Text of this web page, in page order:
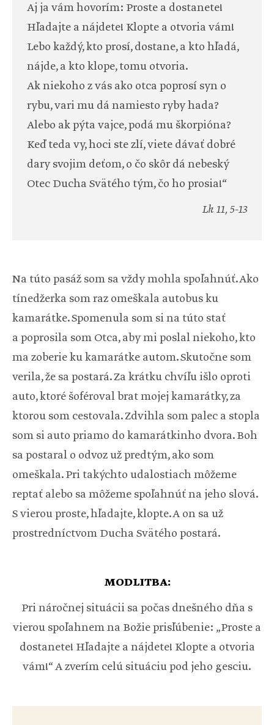
Aj ja vám hovorím: Proste a dostanete!
Hľadajte a nájdete! Klopte a otvoria vám!
Lebo každý, kto prosí, dostane, a kto hľadá,
nájde, a kto klope, tomu otvoria.
Ak niekoho z vás ako otca poprosí syn o
rybu, vari mu dá namiesto ryby hada?
Alebo ak pýta vajce, podá mu škorpióna?
Keď teda vy, hoci ste zlí, viete dávať dobré
dary svojim deťom, o čo skôr dá nebeský
Otec Ducha Svätého tým, čo ho prosia!“
Lk 11, 5-13
Na túto pasáž som sa vždy mohla spoľahnúť. Ako
tínedžerka som raz omeškala autobus ku
kamarátke. Spomenula som si na túto stať
a poprosila som Otca, aby mi poslal niekoho, kto
ma zoberie ku kamarátke autom. Skutočne som
verila, že sa postará. Za krátku chvíľu išlo oproti
auto, ktoré šoféroval brat mojej kamarátky, za
ktorou som cestovala. Zdvihla som palec a stopla
som si auto priamo do kamarátkinho dvora. Boh
sa postaral o odvoz už predtým, ako som
omeškala. Pri takýchto udalostiach môžeme
reptať alebo sa môžeme spoľahnúť na jeho slová.
S vierou proste, hľadajte, klopte. A on sa už
prostredníctvom Ducha Svätého postará.
MODLITBA:
Pri náročnej situácii sa počas dnešného dňa s
vierou spoľahnem na Božie prisľúbenie: „Proste a
dostanete! Hľadajte a nájdete! Klopte a otvoria
vám!“ A zverím celú situáciu pod jeho gesciu.